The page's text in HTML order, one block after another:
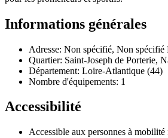
Informations générales
Adresse: Non spécifié, Non spécifié
Quartier: Saint-Joseph de Porterie,
Département: Loire-Atlantique (44)
Nombre d'équipements: 1
Accessibilité
Accessible aux personnes à mobilité